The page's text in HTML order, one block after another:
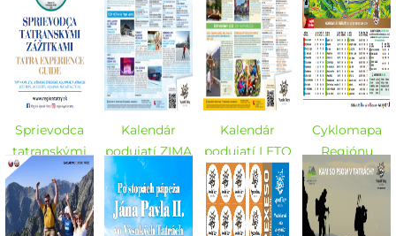
Sprievodca
tatranskými
zážitkami -
ZIMA
2025/2026 -
Kalendár
podujatí ZIMA
2025/2026
Kalendár
podujatí LETO
2025
Cyklomapa
Regiónu
Vysoké Tatry -
LETO 2025